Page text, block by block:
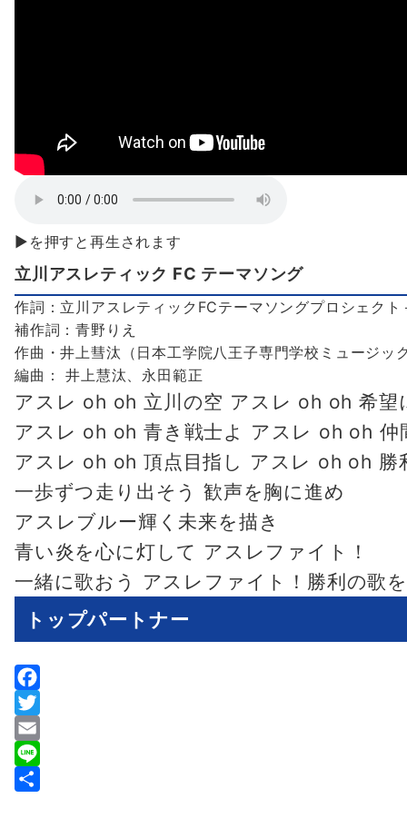
▶を押すと再生されます
立川アスレティック FC テーマソング
作詞：立川アスレティックFCテーマソングプロシェク
補作詞：青野りえ
作曲・井上彗汰（日本工学院八王子専門学校ミュージッ
編曲： 井上慧汰、永田範正
アスレ oh oh 立川の空 アスレ oh oh 希
アスレ oh oh 青き戦士よ アスレ oh oh
アスレ oh oh 頂点目指し アスレ oh oh 勝
一歩ずつ走り出そう 歓声を胸に進め
アスレブルー輝く未来を描き
青い炎を心に灯して アスレファイト！
一緒に歌おう アスレファイト！勝利の歌を
トップパートナー
F
a
c
e
T
w
E
m
L